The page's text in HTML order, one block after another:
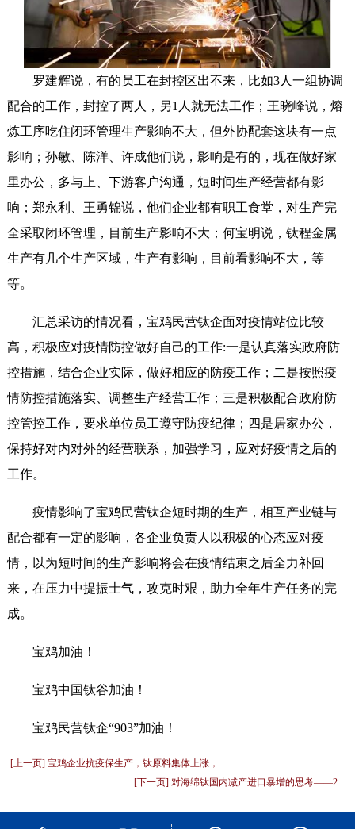
罗建辉说，有的员工在封控区出不来，比如3人一组协调
配合的工作，封控了两人，另1人就无法工作；王晓峰说，熔
炼工序吃住闭环管理生产影响不大，但外协配套这块有一点
影响；孙敏、陈洋、许成他们说，影响是有的，现在做好家
里办公，多与上、下游客户沟通，短时间生产经营都有影
响；郑永利、王勇锦说，他们企业都有职工食堂，对生产完
全采取闭环管理，目前生产影响不大；何宝明说，钛程金属
生产有几个生产区域，生产有影响，目前看影响不大，等
等。
汇总采访的情况看，宝鸡民营钛企面对疫情站位比较
高，积极应对疫情防控做好自己的工作:一是认真落实政府防
控措施，结合企业实际，做好相应的防疫工作；二是按照疫
情防控措施落实、调整生产经营工作；三是积极配合政府防
控管控工作，要求单位员工遵守防疫纪律；四是居家办公，
保持好对内对外的经营联系，加强学习，应对好疫情之后的
工作。
疫情影响了宝鸡民营钛企短时期的生产，相互产业链与
配合都有一定的影响，各企业负责人以积极的心态应对疫
情，以为短时间的生产影响将会在疫情结束之后全力补回
来，在压力中提振士气，攻克时艰，助力全年生产任务的完
成。
宝鸡加油！
宝鸡中国钛谷加油！
宝鸡民营钛企“903”加油！
[上一页] 宝鸡企业抗疫保生产，钛原料集体上涨，...
[下一页] 对海绵钛国内减产进口暴增的思考——2...